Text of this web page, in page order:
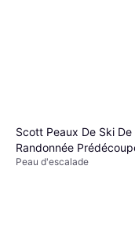
Scott Peaux De Ski De
Randonnée
Explorair 88 Skinée
Peau d'escalade